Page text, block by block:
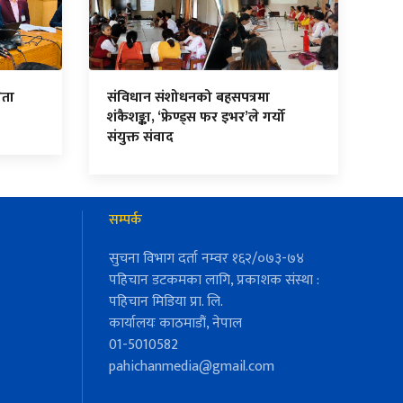
संविधान संशोधनको बहसपत्रमा
शंकैशङ्का, ‘फ्रेण्ड्स फर इभर’ले गर्यो
संयुक्त संवाद
सम्पर्क
सुचना विभाग दर्ता नम्वर १६२/०७३-७४
पहिचान डटकमका लागि, प्रकाशक संस्था :
पहिचान मिडिया प्रा. लि.
कार्यालयः काठमाडौं, नेपाल
01-5010582
pahichanmedia@gmail.com